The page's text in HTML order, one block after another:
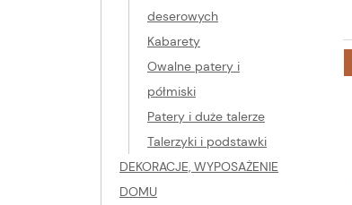
deserowych
Kabarety
Owalne patery i
półmiski
Patery i duże talerze
Talerzyki i podstawki
DEKORACJE, WYPOSAŻENIE
DOMU